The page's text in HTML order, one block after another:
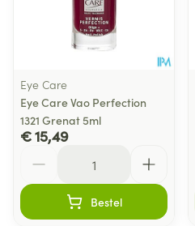
Eye Care
Eye Care Vao Perfection
1321 Grenat 5ml
€ 15,49
Bestel